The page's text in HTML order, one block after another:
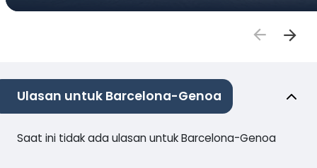
Ulasan untuk Barcelona-Genoa
Saat ini tidak ada ulasan untuk Barcelona-Genoa